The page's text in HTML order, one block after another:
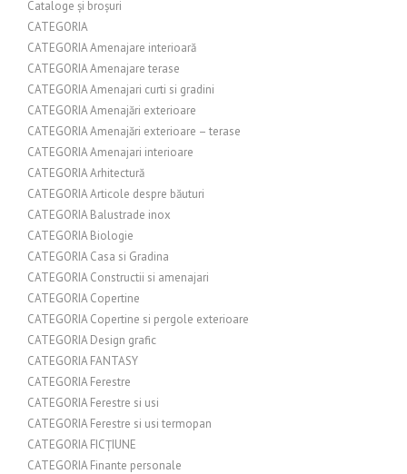
Cataloge și broșuri
CATEGORIA
CATEGORIA Amenajare interioară
CATEGORIA Amenajare terase
CATEGORIA Amenajari curti si gradini
CATEGORIA Amenajări exterioare
CATEGORIA Amenajări exterioare – terase
CATEGORIA Amenajari interioare
CATEGORIA Arhitectură
CATEGORIA Articole despre băuturi
CATEGORIA Balustrade inox
CATEGORIA Biologie
CATEGORIA Casa si Gradina
CATEGORIA Constructii si amenajari
CATEGORIA Copertine
CATEGORIA Copertine si pergole exterioare
CATEGORIA Design grafic
CATEGORIA FANTASY
CATEGORIA Ferestre
CATEGORIA Ferestre si usi
CATEGORIA Ferestre si usi termopan
CATEGORIA FICȚIUNE
CATEGORIA Finante personale